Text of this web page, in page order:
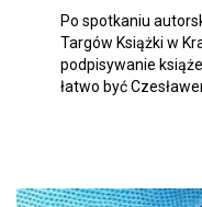
Po spotkaniu
Targów Książki w
podpisywanie
łatwo być